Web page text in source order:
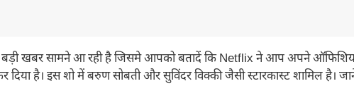
बड़ी खबर सामने आ रही है जिसमे आपको बतादें कि Netflix ने आप अपने
दिया है। इस शो में बरुण सोबती और सुविंदर विक्की जैसी स्टारकास्ट शामिल है।